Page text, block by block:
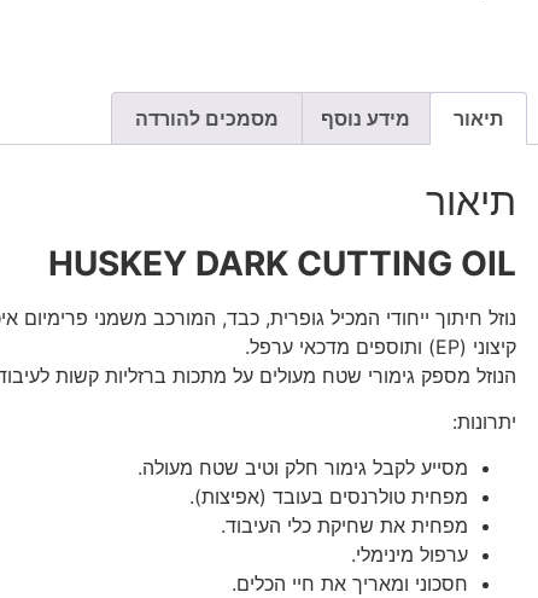
תיאור מידע נוסף מסמכים להורדה
תיאור
HUSKEY DARK CUTTING OIL
נוזל חיתוך ייחודי המכיל גופרית, כבד, המורכב משמני פרימיום
קיצוני (EP) ותוספים מדכאי ערפל.
הנוזל מספק גימורי שטח מעולים על מתכות ברזליות קשות לעיבוד
יתרונות:
מסייע לקבל גימור חלק וטיב שטח מעולה.
מפחית טולרנסים בעובד (אפיצות).
מפחית את שחיקת כלי העיבוד.
ערפול מינימלי.
חסכוני ומאריך את חיי הכלים.